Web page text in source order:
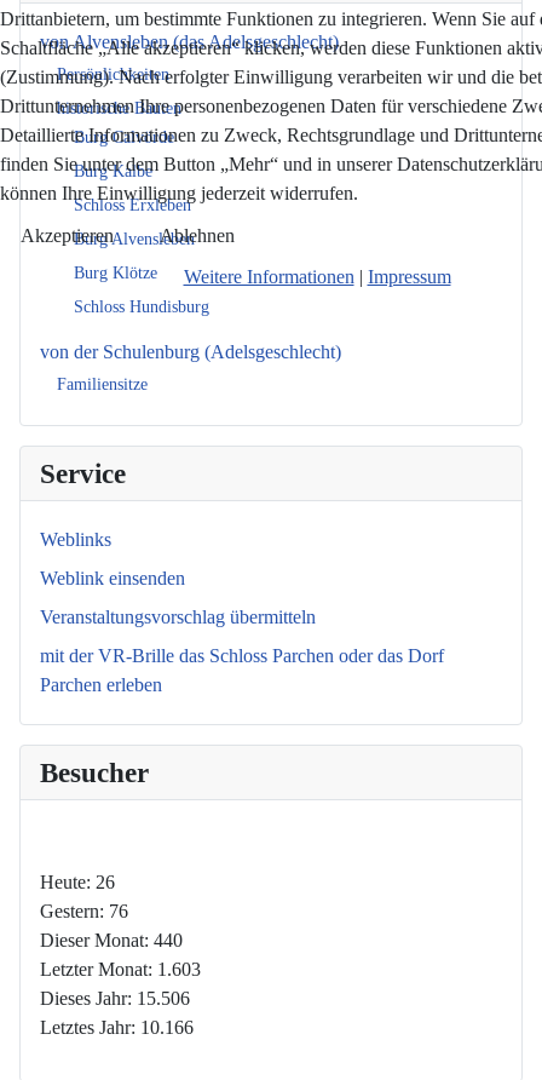
von Alvensleben (das Adelsgeschlecht)
Persönlichkeiten
historische Bauten
Burg Calvörde
Burg Kalbe
Schloss Erxleben
Burg Alvensleben
Burg Klötze
Schloss Hundisburg
von der Schulenburg (Adelsgeschlecht)
Familiensitze
Service
Weblinks
Weblink einsenden
Veranstaltungsvorschlag übermitteln
mit der VR-Brille das Schloss Parchen oder das Dorf
Parchen erleben
Besucher
Heute: 26
Gestern: 76
Dieser Monat: 440
Letzter Monat: 1.603
Dieses Jahr: 15.506
Letztes Jahr: 10.166
Drittanbietern, um bestimmte Funktionen zu integrieren. Wenn Sie auf
Schaltfläche „Alle akzeptieren“ klicken, werden diese Funktionen
(Zustimmung). Nach erfolgter Einwilligung verarbeiten wir und die
Drittunternehmen Ihre personenbezogenen Daten für verschiedene
Detaillierte Informationen zu Zweck, Rechtsgrundlage und
finden Sie unter dem Button „Mehr“ und in unserer
können Ihre Einwilligung jederzeit widerrufen.
Akzeptieren Ablehnen
Weitere Informationen | Impressum